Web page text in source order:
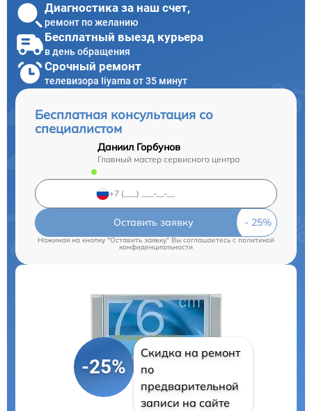
Диагностика за наш счет,
ремонт по желанию
Бесплатный выезд курьера
в день обращения
Срочный ремонт
телевизора Iiyama от 35 минут
Бесплатная консультация со
специалистом
Даниил Горбунов
Главный мастер сервисного центра
Оставить заявку
Нажимая на кнопку "Оставить заявку" Вы соглашаетесь cполитикой
конфиденциальности
-25%
Скидка на ремонт
по
предварительной
записи на сайте